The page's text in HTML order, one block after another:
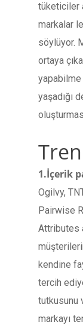
tüketiciler
markalar
söylüyor.
ortaya
yapabilme
yaşadığı
1.İçerik
Ogilvy,
Pairwise
Attributes
kendine
tercih
tutkusunu
markayı